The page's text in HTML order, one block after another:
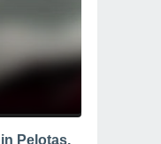
Pelotas,